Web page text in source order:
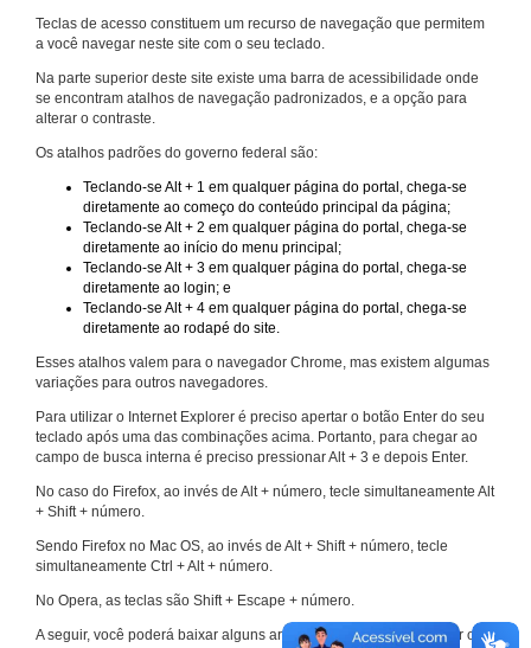
Teclas de acesso constituem um recurso de navegação que permitem
a você navegar neste site com o seu teclado.
Na parte superior deste site existe uma barra de acessibilidade onde
se encontram atalhos de navegação padronizados, e a opção para
alterar o contraste.
Os atalhos padrões do governo federal são:
Teclando-se Alt + 1 em qualquer página do portal, chega-se
diretamente ao começo do conteúdo principal da página;
Teclando-se Alt + 2 em qualquer página do portal, chega-se
diretamente ao início do menu principal;
Teclando-se Alt + 3 em qualquer página do portal, chega-se
diretamente ao login; e
Teclando-se Alt + 4 em qualquer página do portal, chega-se
diretamente ao rodapé do site.
Esses atalhos valem para o navegador Chrome, mas existem algumas
variações para outros navegadores.
Para utilizar o Internet Explorer é preciso apertar o botão Enter do seu
teclado após uma das combinações acima. Portanto, para chegar ao
campo de busca interna é preciso pressionar Alt + 3 e depois Enter.
No caso do Firefox, ao invés de Alt + número, tecle simultaneamente Alt
+ Shift + número.
Sendo Firefox no Mac OS, ao invés de Alt + Shift + número, tecle
simultaneamente Ctrl + Alt + número.
No Opera, as teclas são Shift + Escape + número.
A seguir, você poderá baixar alguns arquivos que explicam melhor o